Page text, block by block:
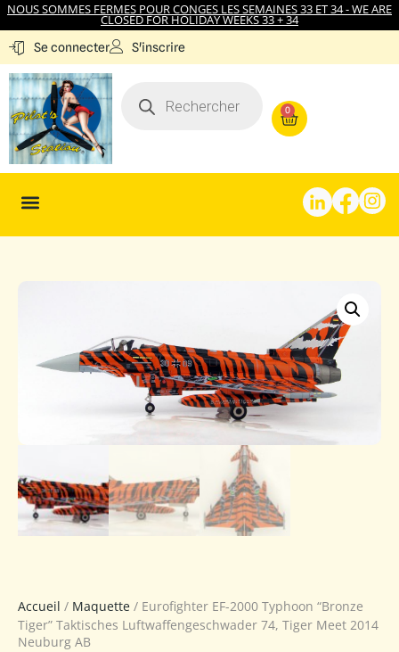
NOUS SOMMES FERMES POUR CONGES LES SEMAINES 33 ET 34 - WE ARE
CLOSED FOR HOLIDAY WEEKS 33 + 34
Se connecter S'inscrire
0
Accueil / Maquette / Eurofighter EF-2000 Typhoon “Bronze
Tiger” Taktisches Luftwaffengeschwader 74, Tiger Meet 2014
Neuburg AB